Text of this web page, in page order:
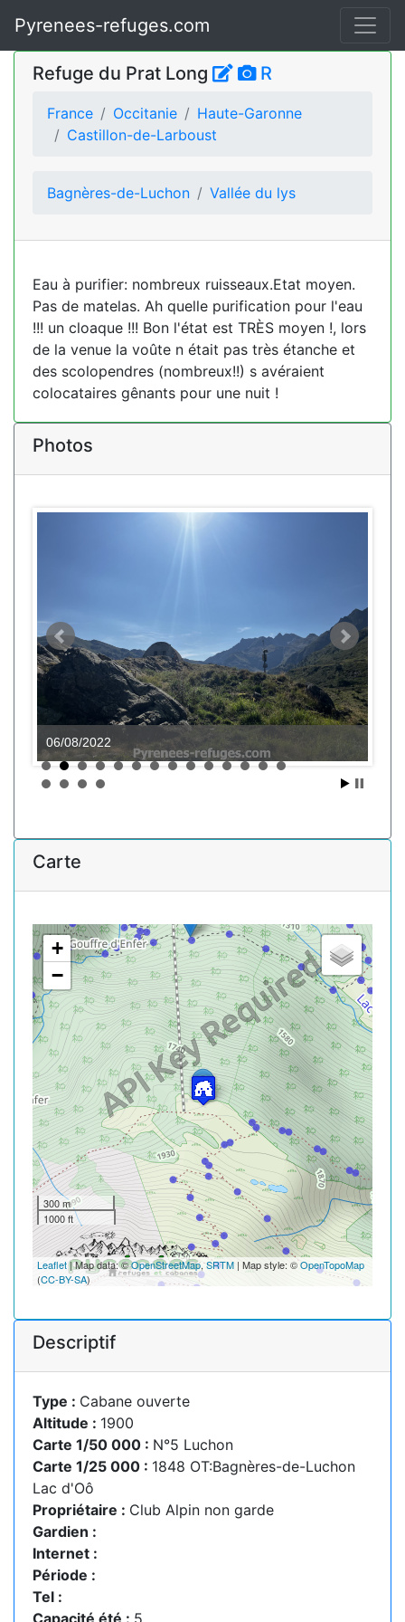
Pyrenees-refuges.com
Refuge du Prat Long R
France Occitanie
Haute-Garonne
Castillon-de-Larboust
Bagnères-de-Luchon Vallée du lys
Eau à purifier: nombreux ruisseaux.Etat moyen.
Pas de matelas. Ah quelle purification pour l'eau
!!! un cloaque !!! Bon l'état est TRÈS moyen !, lors
de la venue la voûte n était pas très étanche et
des scolopendres (nombreux!!) s avéraient
colocataires gênants pour une nuit !
Photos
06/08/2022
Carte
+
−
300 m
1000 ft
Leaflet| Map data: ©OpenStreetMap,SRTM | Map style: ©OpenTopoMap
(CC-BY-SA)
Descriptif
Type : Cabane ouverte
Altitude : 1900
Carte 1/50 000 : N°5 Luchon
Carte 1/25 000 : 1848 OT:Bagnères-de-Luchon
Lac d'Oô
Propriétaire : Club Alpin non garde
Gardien :
Internet :
Période :
Tel :
Capacité été : 5